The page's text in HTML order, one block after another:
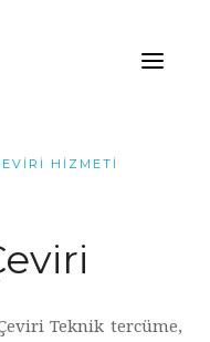
HIZMETI
Teknik tercüme,